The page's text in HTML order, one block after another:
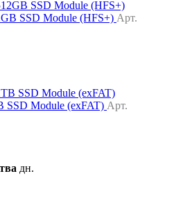
SSD Module (HFS+) Арт.
SSD Module (exFAT) Арт.
дн.